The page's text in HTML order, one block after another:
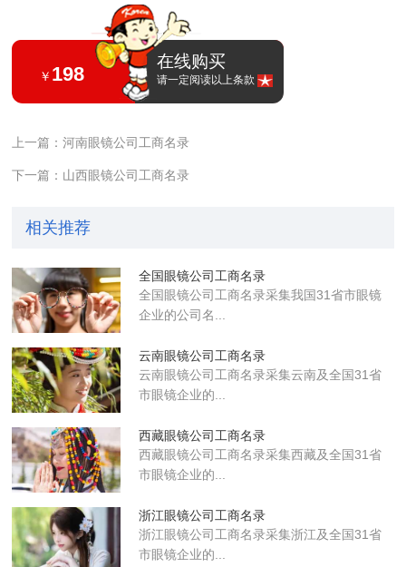
￥ 198
在线购买
请一定阅读以上条款
上一篇：河南眼镜公司工商名录
下一篇：山西眼镜公司工商名录
相关推荐
全国眼镜公司工商名录
全国眼镜公司工商名录采集我国31省市眼镜
企业的公司名...
云南眼镜公司工商名录
云南眼镜公司工商名录采集云南及全国31省
市眼镜企业的...
西藏眼镜公司工商名录
西藏眼镜公司工商名录采集西藏及全国31省
市眼镜企业的...
浙江眼镜公司工商名录
浙江眼镜公司工商名录采集浙江及全国31省
市眼镜企业的...